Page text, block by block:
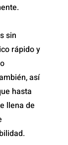
sin
rápido y
así
hasta
llena de